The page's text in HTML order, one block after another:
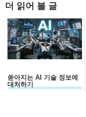
더 읽어 볼 글
쏟아지는 AI 기술 정보에
대처하기